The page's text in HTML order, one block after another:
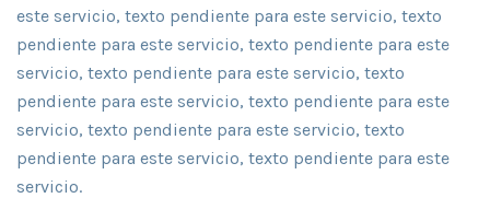
este servicio, texto pendiente para este servicio, texto
pendiente para este servicio, texto pendiente para este
servicio, texto pendiente para este servicio, texto
pendiente para este servicio, texto pendiente para este
servicio, texto pendiente para este servicio, texto
pendiente para este servicio, texto pendiente para este
servicio.